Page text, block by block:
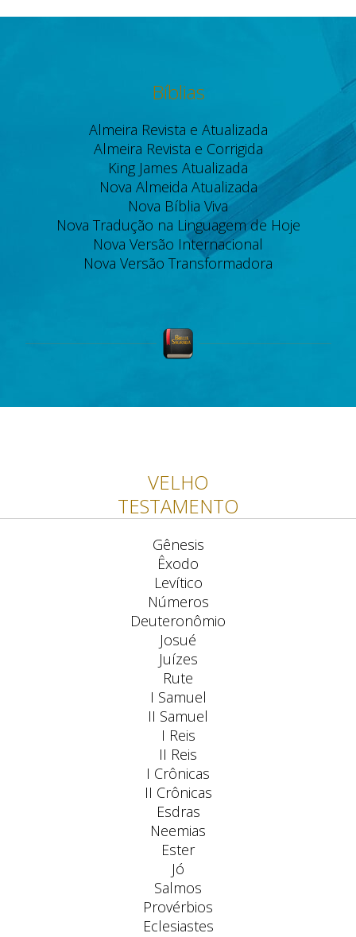
Bíblias
Almeira Revista e Atualizada
Almeira Revista e Corrigida
King James Atualizada
Nova Almeida Atualizada
Nova Bíblia Viva
Nova Tradução na Linguagem de Hoje
Nova Versão Internacional
Nova Versão Transformadora
VELHO
TESTAMENTO
Gênesis
Êxodo
Levítico
Números
Deuteronômio
Josué
Juízes
Rute
I Samuel
II Samuel
I Reis
II Reis
I Crônicas
II Crônicas
Esdras
Neemias
Ester
Jó
Salmos
Provérbios
Eclesiastes